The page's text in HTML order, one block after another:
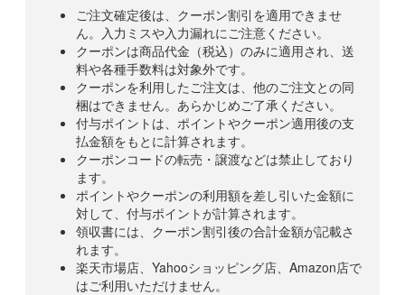
他店に比べ安く感じたので 不動産業
ご注文確定後は、クーポン割引を適用できませ
ん。入力ミスや入力漏れにご注意ください。
クーポンは商品代金（税込）のみに適用され、送
料や各種手数料は対象外です。
クーポンを利用したご注文は、他のご注文との同
梱はできません。あらかじめご了承ください。
付与ポイントは、ポイントやクーポン適用後の支
払金額をもとに計算されます。
クーポンコードの転売・譲渡などは禁止しており
ます。
ポイントやクーポンの利用額を差し引いた金額に
対して、付与ポイントが計算されます。
領収書には、クーポン割引後の合計金額が記載さ
れます。
楽天市場店、Yahooショッピング店、Amazon店で
はご利用いただけません。